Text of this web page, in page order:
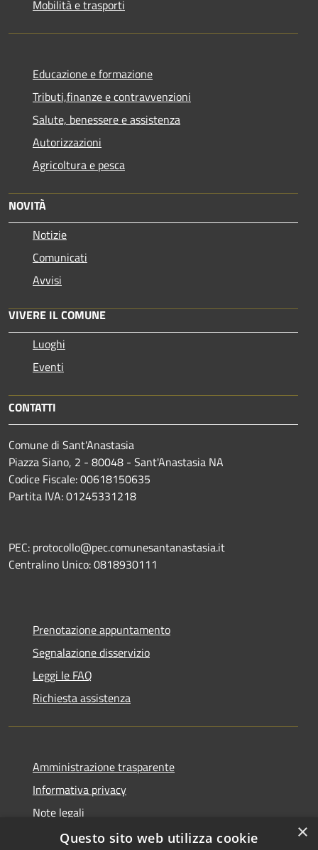
Mobilità e trasporti
Educazione e formazione
Tributi,finanze e contravvenzioni
Salute, benessere e assistenza
Autorizzazioni
Agricoltura e pesca
NOVITÀ
Notizie
Comunicati
Avvisi
VIVERE IL COMUNE
Luoghi
Eventi
CONTATTI
Comune di Sant'Anastasia
Piazza Siano, 2 - 80048 - Sant'Anastasia NA
Codice Fiscale: 00618150635
Partita IVA: 01245331218
PEC: protocollo@pec.comunesantanastasia.it
Centralino Unico: 0818930111
Prenotazione appuntamento
Segnalazione disservizio
Leggi le FAQ
Richiesta assistenza
Amministrazione trasparente
Informativa privacy
Note legali
Dichiarazione di accessibilità
×
Questo sito web utilizza cookie